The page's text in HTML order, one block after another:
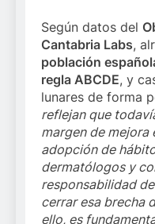
Según datos del
Cantabria Labs,
población
regla ABCDE, y
lunares de forma
reflejan que
margen de mejora
adopción de
dermatólogos y
responsabilidad
cerrar esa brecha
ello, es